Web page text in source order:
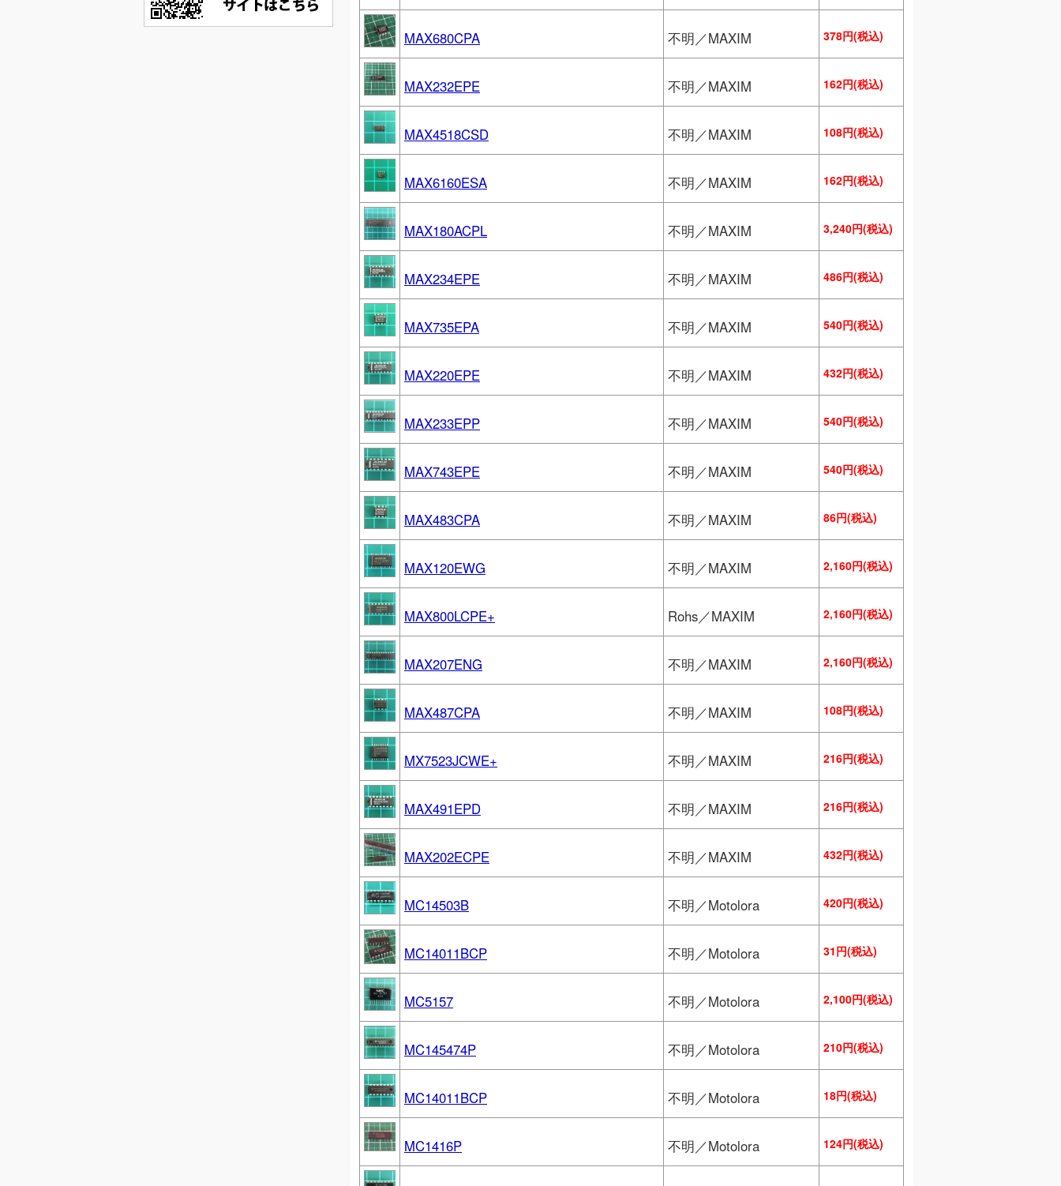
MAX680CPA 不明／MAXIM 378円(税込)
MAX232EPE 不明／MAXIM 162円(税込)
MAX4518CSD 不明／MAXIM 108円(税込)
MAX6160ESA 不明／MAXIM 162円(税込)
MAX180ACPL 不明／MAXIM 3,240円(税込)
MAX234EPE 不明／MAXIM 486円(税込)
MAX735EPA 不明／MAXIM 540円(税込)
MAX220EPE 不明／MAXIM 432円(税込)
MAX233EPP 不明／MAXIM 540円(税込)
MAX743EPE 不明／MAXIM 540円(税込)
MAX483CPA 不明／MAXIM 86円(税込)
MAX120EWG 不明／MAXIM 2,160円(税込)
MAX800LCPE+ Rohs／MAXIM 2,160円(税込)
MAX207ENG 不明／MAXIM 2,160円(税込)
MAX487CPA 不明／MAXIM 108円(税込)
MX7523JCWE+ 不明／MAXIM 216円(税込)
MAX491EPD 不明／MAXIM 216円(税込)
MAX202ECPE 不明／MAXIM 432円(税込)
MC14503B 不明／Motolora 420円(税込)
MC14011BCP 不明／Motolora 31円(税込)
MC5157 不明／Motolora 2,100円(税込)
MC145474P 不明／Motolora 210円(税込)
MC14011BCP 不明／Motolora 18円(税込)
MC1416P 不明／Motolora 124円(税込)